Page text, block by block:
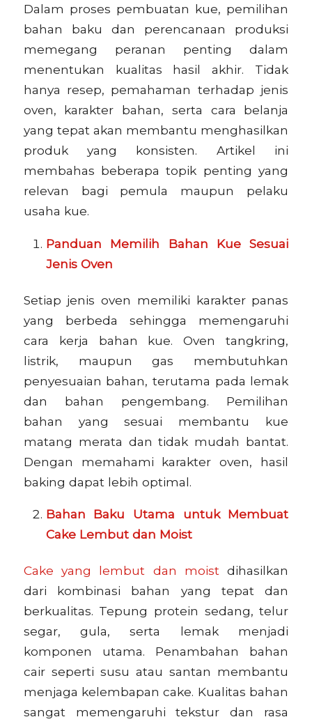
Dalam proses pembuatan kue, pemilihan
bahan baku dan perencanaan produksi
memegang peranan penting dalam
menentukan kualitas hasil akhir. Tidak
hanya resep, pemahaman terhadap jenis
oven, karakter bahan, serta cara belanja
yang tepat akan membantu menghasilkan
produk yang konsisten. Artikel ini
membahas beberapa topik penting yang
relevan bagi pemula maupun pelaku
usaha kue.
Panduan Memilih Bahan Kue Sesuai
Jenis Oven
Setiap jenis oven memiliki karakter panas
yang berbeda sehingga memengaruhi
cara kerja bahan kue. Oven tangkring,
listrik, maupun gas membutuhkan
penyesuaian bahan, terutama pada lemak
dan bahan pengembang. Pemilihan
bahan yang sesuai membantu kue
matang merata dan tidak mudah bantat.
Dengan memahami karakter oven, hasil
baking dapat lebih optimal.
Bahan Baku Utama untuk Membuat
Cake Lembut dan Moist
Cake yang lembut dan moist dihasilkan
dari kombinasi bahan yang tepat dan
berkualitas. Tepung protein sedang, telur
segar, gula, serta lemak menjadi
komponen utama. Penambahan bahan
cair seperti susu atau santan membantu
menjaga kelembapan cake. Kualitas bahan
sangat memengaruhi tekstur dan rasa